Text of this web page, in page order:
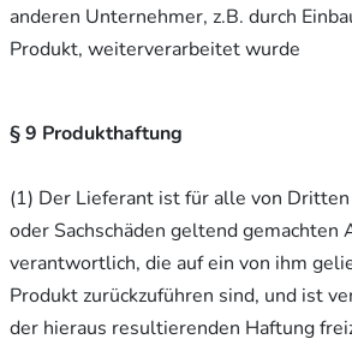
anderen Unternehmer, z.B. durch
Produkt, weiterverarbeitet wurde
§ 9 Produkthaftung
(1) Der Lieferant ist für alle von
oder Sachschäden geltend gemachten
verantwortlich, die auf ein von ihm
Produkt zurückzuführen sind, und ist
der hieraus resultierenden Haftung